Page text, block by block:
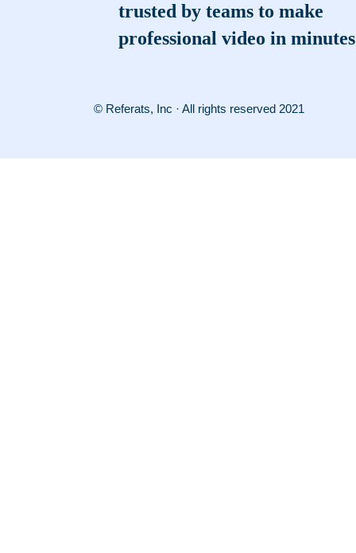
trusted by teams to make
professional video in minutes
© Referats, Inc · All rights reserved 2021